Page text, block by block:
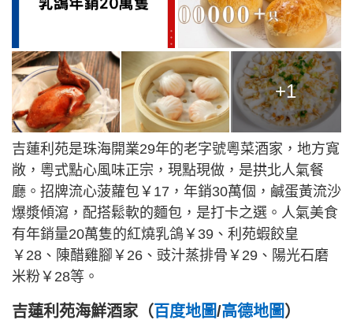
+1
吉蓮利苑是珠海開業29年的老字號粵菜酒家，地方寬
敞，粵式點心風味正宗，現點現做，是拱北人氣餐
廳。招牌流心菠蘿包￥17，年銷30萬個，鹹蛋黃流沙
爆漿傾瀉，配搭鬆軟的麵包，是打卡之選。人氣美食
有年銷量20萬隻的紅燒乳鴿￥39、利苑蝦餃皇
￥28、陳醋雞腳￥26、豉汁蒸排骨￥29、陽光石磨
米粉￥28等。
吉蓮利苑海鮮酒家（百度地圖/高德地圖 ）